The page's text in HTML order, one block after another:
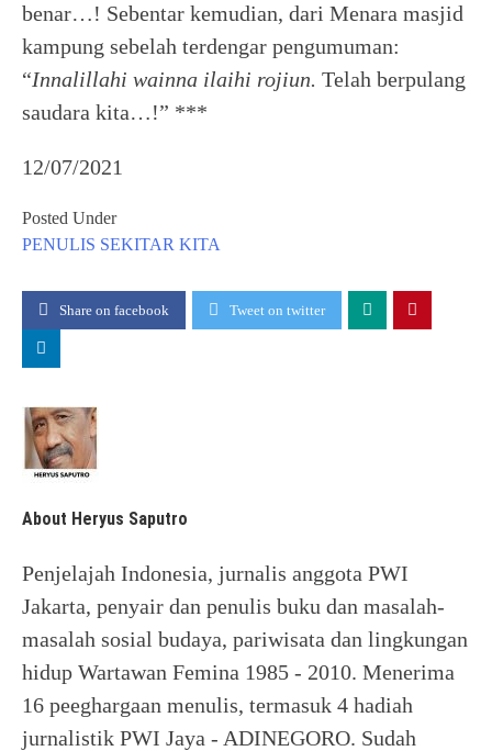
benar…! Sebentar kemudian, dari Menara masjid
kampung sebelah terdengar pengumuman:
“Innalillahi wainna ilaihi rojiun. Telah berpulang
saudara kita…!” ***
12/07/2021
Posted Under
PENULIS SEKITAR KITA
Share on facebook Tweet on twitter
About Heryus Saputro
Penjelajah Indonesia, jurnalis anggota PWI
Jakarta, penyair dan penulis buku dan masalah-
masalah sosial budaya, pariwisata dan lingkungan
hidup Wartawan Femina 1985 - 2010. Menerima
16 peeghargaan menulis, termasuk 4 hadiah
jurnalistik PWI Jaya - ADINEGORO. Sudah